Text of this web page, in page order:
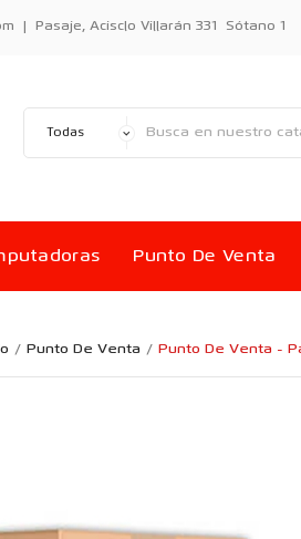
| Pasaje, Acisclo Villarán 331 Sótano 1
Punto De Venta
Punto De Venta Punto De Venta -